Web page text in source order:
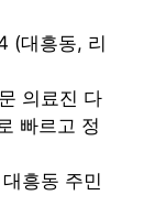
(대흥동, 리
의료진 다
빠르고 정
흥동 주민